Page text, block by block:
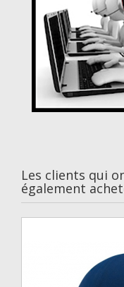
Les clients qui
également